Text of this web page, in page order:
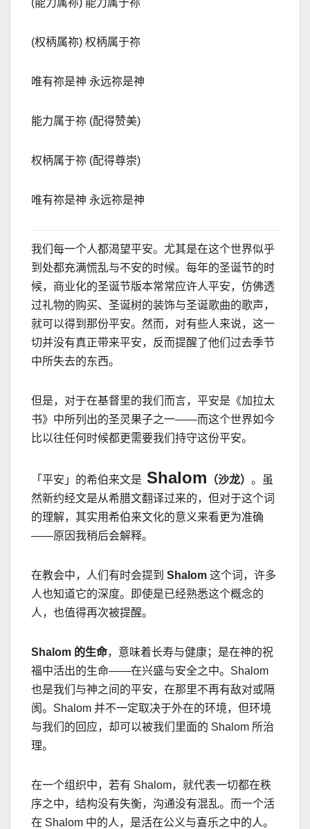
(能力属祢) 能力属于祢
(权柄属祢) 权柄属于祢
唯有祢是神 永远祢是神
能力属于祢 (配得赞美)
权柄属于祢 (配得尊崇)
唯有祢是神 永远祢是神
我们每一个人都渴望平安。尤其是在这个世界似乎
到处都充满慌乱与不安的时候。每年的圣诞节的时
候，商业化的圣诞节版本常常应许人平安，仿佛透
过礼物的购买、圣诞树的装饰与圣诞歌曲的歌声，
就可以得到那份平安。然而，对有些人来说，这一
切并没有真正带来平安，反而提醒了他们过去季节
中所失去的东西。
但是，对于在基督里的我们而言，平安是《加拉太
书》中所列出的圣灵果子之一——而这个世界如今
比以往任何时候都更需要我们持守这份平安。
「平安」的希伯来文是 Shalom （沙龙） 。虽
然新约经文是从希腊文翻译过来的，但对于这个词
的理解，其实用希伯来文化的意义来看更为准确
——原因我稍后会解释。
在教会中，人们有时会提到 Shalom 这个词，许多
人也知道它的深度。即使是已经熟悉这个概念的
人，也值得再次被提醒。
Shalom 的生命，意味着长寿与健康；是在神的祝
福中活出的生命——在兴盛与安全之中。 Shalom
也是我们与神之间的平安，在那里不再有敌对或隔
阂。 Shalom 并不一定取决于外在的环境，但环境
与我们的回应，却可以被我们里面的 Shalom 所治
理。
在一个组织中，若有 Shalom，就代表一切都在秩
序之中，结构没有失衡，沟通没有混乱。而一个活
在 Shalom 中的人，是活在公义与喜乐之中的人。